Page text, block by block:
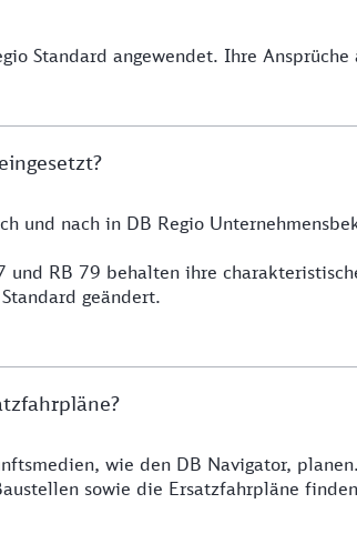
Standard angewendet. Ihre
und nach in DB Regio
RB 79 behalten ihre
geändert.
wie den DB Navigator,
sowie die Ersatzfahrpläne